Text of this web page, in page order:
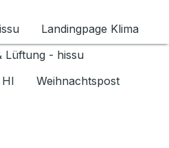
Landingpage Klima
Lüftung - hissu
Weihnachtspost